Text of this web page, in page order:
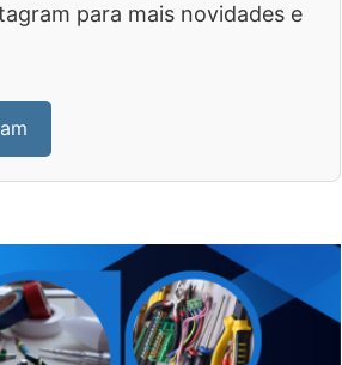
para mais novidades e